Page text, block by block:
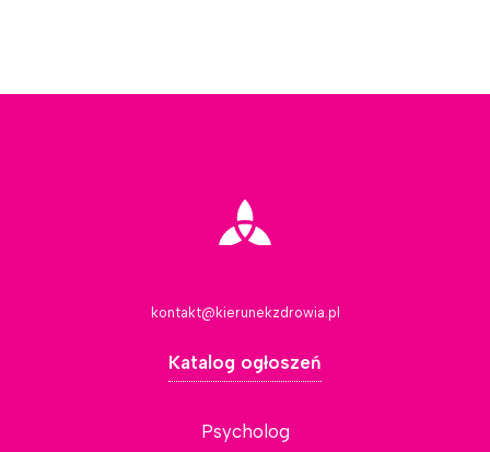
kontakt@kierunekzdrowia.pl
Katalog ogłoszeń
Psycholog